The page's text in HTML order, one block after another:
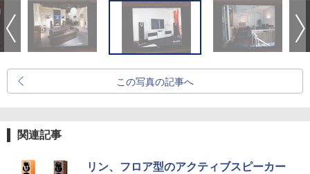
この写真の記事へ
関連記事
リン、フロア型のアクティブスピーカー